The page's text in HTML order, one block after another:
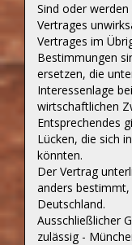
Sind oder
Vertrages
Vertrages im
Bestimmungen
ersetzen, die
Interessenlage
wirtschaftlichen
Entsprechendes
Lücken, die sich
könnten.
Der Vertrag
anders
Deutschland.
Ausschließlicher
zulässig -